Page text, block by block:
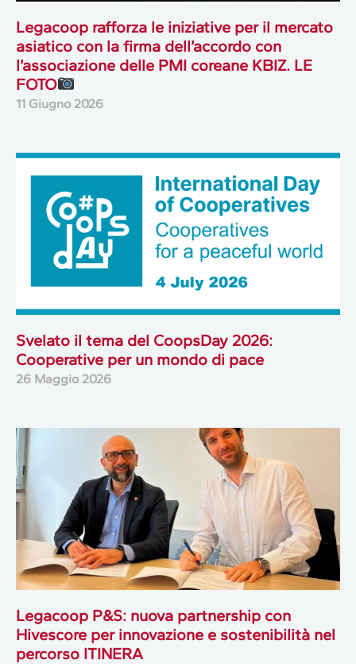
Legacoop rafforza le iniziative per il mercato
asiatico con la firma dell’accordo con
l’associazione delle PMI coreane KBIZ. LE
FOTO
11 Giugno 2026
Svelato il tema del CoopsDay 2026:
Cooperative per un mondo di pace
26 Maggio 2026
Legacoop P&S: nuova partnership con
Hivescore per innovazione e sostenibilità nel
percorso ITINERA